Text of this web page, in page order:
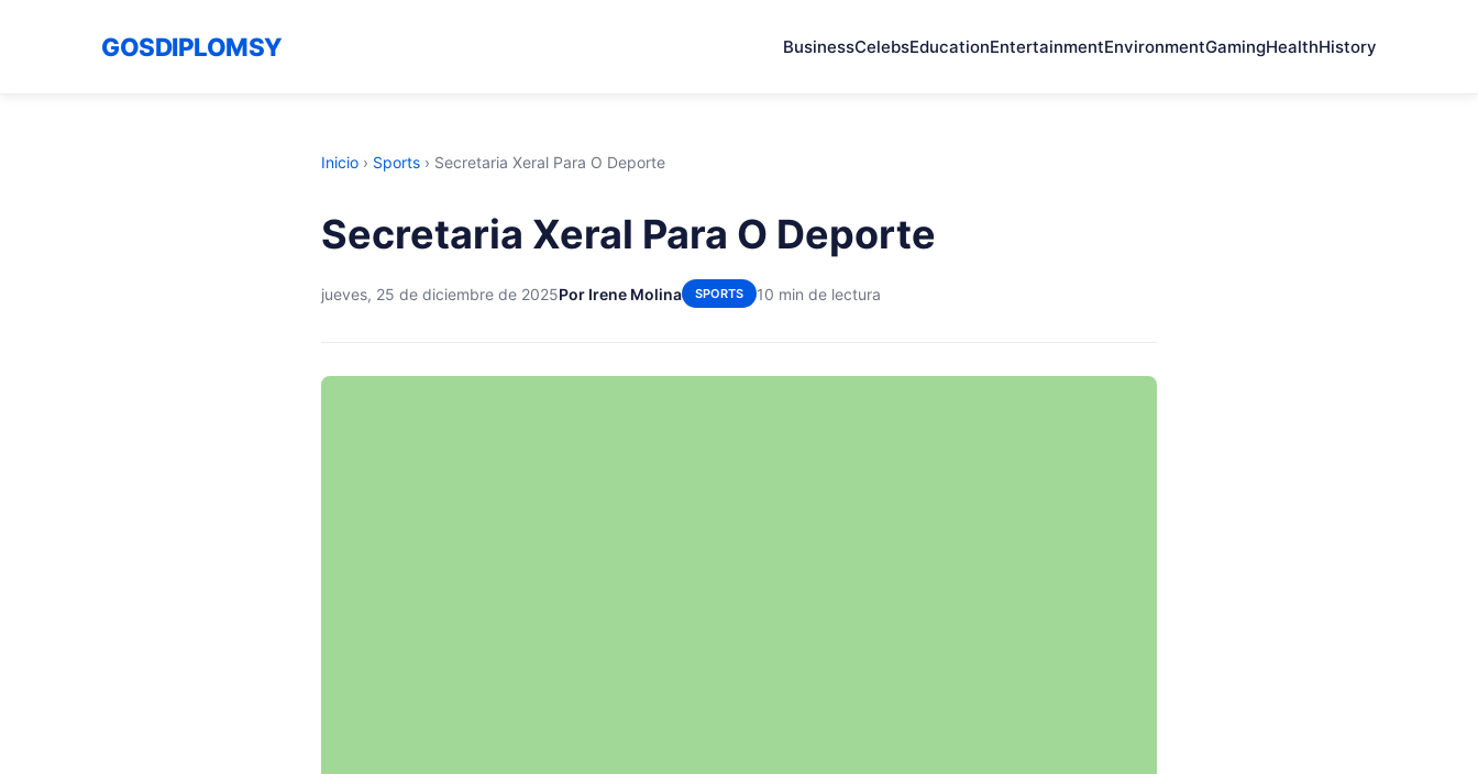
GOSDIPLOMSY BusinessCelebsEducationEntertainmentEnvironmentGamingHealthHistory
Inicio › Sports › Secretaria Xeral Para O Deporte
Secretaria Xeral Para O Deporte
jueves, 25 de diciembre de 2025Por Irene Molina SPORTS 10 min de lectura